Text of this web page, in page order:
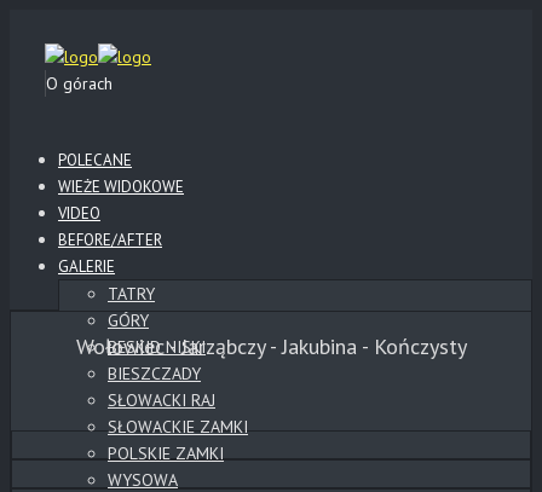
O górach
POLECANE
WIEŻE WIDOKOWE
VIDEO
BEFORE/AFTER
GALERIE
TATRY
GÓRY
BESKID NISKI
BIESZCZADY
SŁOWACKI RAJ
SŁOWACKIE ZAMKI
POLSKIE ZAMKI
WYSOWA
Wołowiec - Jarząbczy - Jakubina - Kończysty